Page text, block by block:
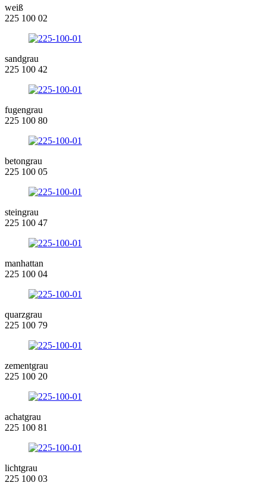
weiß
225 100 02
sandgrau
225 100 42
fugengrau
225 100 80
betongrau
225 100 05
steingrau
225 100 47
manhattan
225 100 04
quarzgrau
225 100 79
zementgrau
225 100 20
achatgrau
225 100 81
lichtgrau
225 100 03